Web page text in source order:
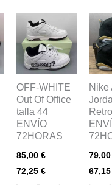
OFF-WHITE
Out Of Office
talla 44
ENVÍO
72HORAS
85,00€
72,25€
Este
producto
tiene
múltiples
variantes.
Las
opciones
se
elegir
en
Nike
Este
tiene
Las
se
elegir
en